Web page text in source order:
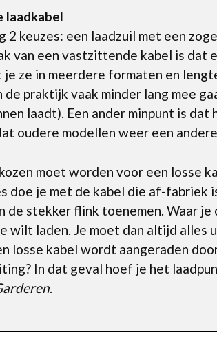
laadkabel
2 keuzes: een laadzuil met een
van een vastzittende kabel is dat
je ze in meerdere formaten en
de praktijk vaak minder lang mee
laadt). Een ander minpunt is
oudere modellen weer een
moet worden voor een losse
doe je met de kabel die af-
de stekker flink toenemen. Waar
wilt laden. Je moet dan altijd alles
losse kabel wordt aangeraden
In dat geval hoef je het